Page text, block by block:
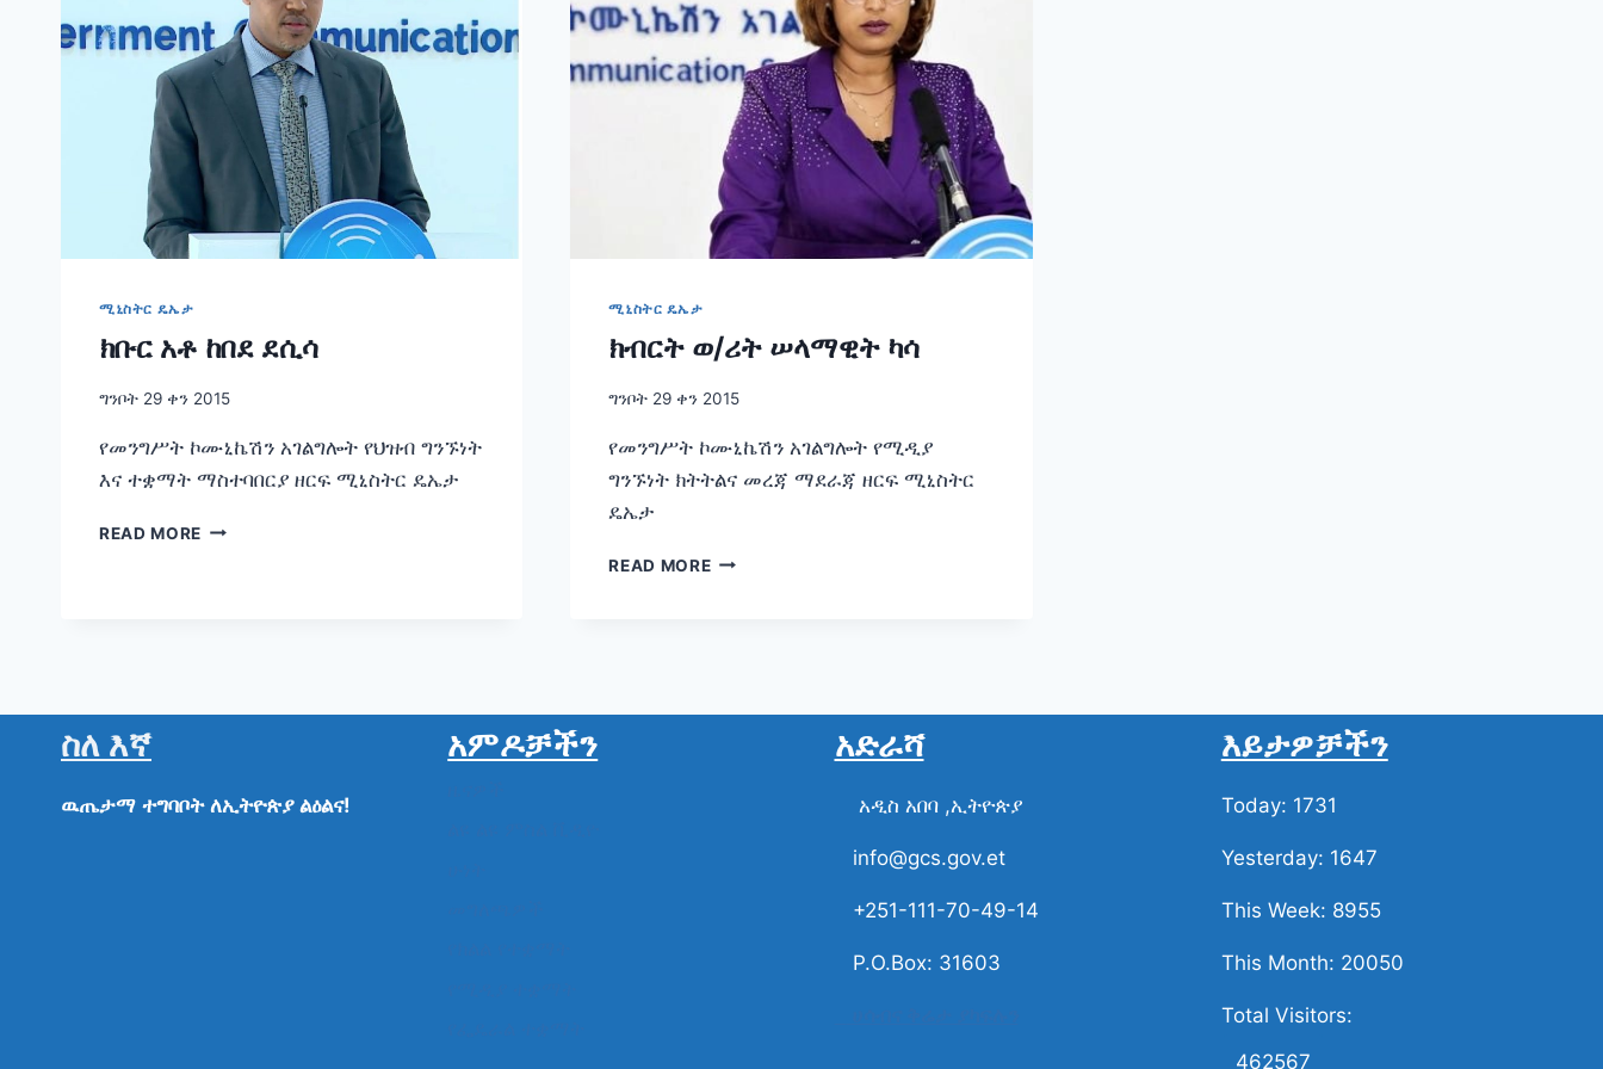
ሚኒስትር ዴኤታ
ክቡር አቶ ከበደ ደሲሳ
ግንቦት 29 ቀን 2015
የመንግሥት ኮሙኒኬሽን አገልግሎት የህዝብ ግንኙነት
እና ተቋማት ማስተባበርያ ዘርፍ ሚኒስትር ዴኤታ
READ MORE ክቡር
ሚኒስትር ዴኤታ
ክብርት ወ/ሪት ሠላማዊት ካሳ
ግንቦት 29 ቀን 2015
የመንግሥት ኮሙኒኬሽን አገልግሎት የሚዲያ
ግንኙነት ክትትልና መረጃ ማደራጃ ዘርፍ ሚኒስትር
ዴኤታ
READ MOREክብርት
ስለ እኛ
ዉጤታማ ተግባቦት ለኢትዮጵያ ልዕልና!
አምዶቻችን አድራሻ
አዲስ አበባ ,ኢትዮጵያ
info@gcs.gov.et
+251-111-70-49-14
P.O.Box: 31603
እይታዎቻችን
Today: 1731
Yesterday: 1647
This Week: 8955
This Month: 20050
Total Visitors:
462567